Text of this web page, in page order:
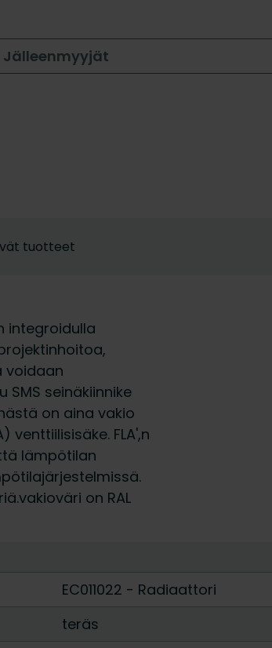
Jälleenmyyjät
tuotteet
integroidulla
voidaan
seinäkiinnike
on aina vakio
venttiilisisäke. FLA',n
lämpötilan
on RAL
EC011022 - Radiaattori
teräs